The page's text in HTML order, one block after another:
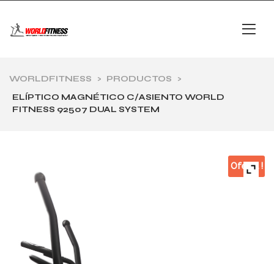
WORLDFITNESS > PRODUCTOS
>
ELÍPTICO MAGNÉTICO C/ASIENTO WORLD
FITNESS 92507 DUAL SYSTEM
Oferta !